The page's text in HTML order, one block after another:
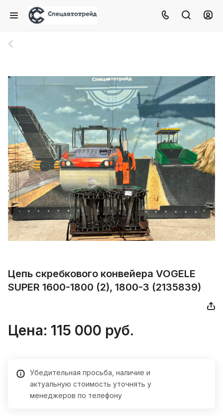
Цепь скребкового конвейера VOGELE
SUPER 1600-1800 (2), 1800-3 (2135839)
Цена: 115 000 руб.
Убедительная просьба, наличие и
актуальную стоимость уточнять у
менеджеров по телефону